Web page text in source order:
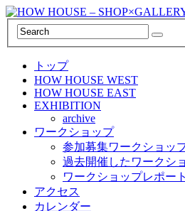
トップ
HOW HOUSE WEST
HOW HOUSE EAST
EXHIBITION
archive
ワークショップ
参加募集ワークショッ
過去開催したワークシ
ワークショップレポート
アクセス
カレンダー